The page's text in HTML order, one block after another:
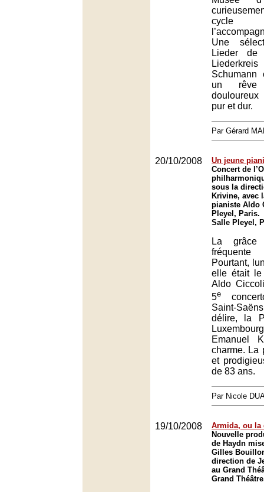
cycle
Une
Lieder
Schumann
un rêve
pur et dur.
Par Gérard
20/10/2008
Un jeune
Concert de
sous la
Krivine, avec
pianiste Aldo
Pleyel, Paris.
Salle Pleyel,
La
Pourtant,
elle était
Aldo
5e
Saint-
délire, la
Emanuel
charme. La
et
de 83 ans.
Par Nicole
19/10/2008
Armida, ou la
Nouvelle
de Haydn
Gilles
direction de
au Grand
Grand